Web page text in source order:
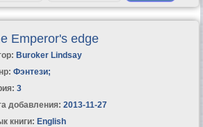
Emperor's edge
Buroker Lindsay
Фэнтези;
3
добавления: 2013-11-27
книги: English